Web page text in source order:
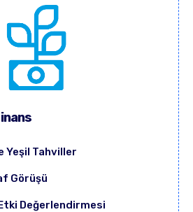
Yeşil Tahviller
Görüşü
Etki Değerlendirmesi